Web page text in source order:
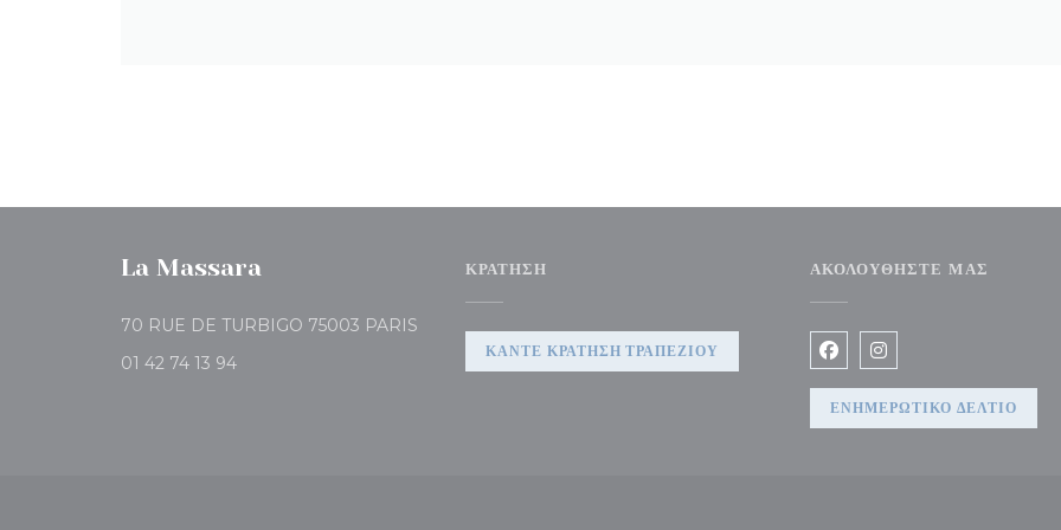
La Massara
70 RUE DE TURBIGO 75003 PARIS
01 42 74 13 94
ΚΡΆΤΗΣΗ
ΚΆΝΤΕ ΚΡΆΤΗΣΗ ΤΡΑΠΕΖΙΟΎ
ΑΚΟΛΟΥΘΉΣΤΕ ΜΑΣ
Facebook ((ανοίγει σε νέο
Instagram ((ανοίγει
ΕΝΗΜΕΡΩΤΙΚΌ ΔΕΛΤΊΟ